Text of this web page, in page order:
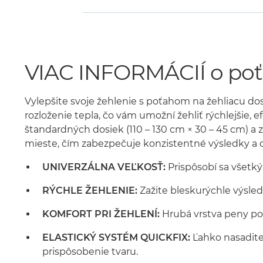
VIAC INFORMÁCIÍ o
Vylepšite svoje žehlenie s poťahom na žehliacu
rozloženie tepla, čo vám umožní žehliť rýchlejšie,
štandardných dosiek (110 – 130 cm × 30 – 45 cm)
mieste, čím zabezpečuje konzistentné výsledky a
UNIVERZÁLNA VEĽKOSŤ: Prispôsobí sa
RÝCHLE ŽEHLENIE: Zažite bleskurýchle
KOMFORT PRI ŽEHLENÍ: Hrubá vrstva peny
ELASTICKÝ SYSTÉM QUICKFIX: Ľahko
prispôsobenie tvaru.